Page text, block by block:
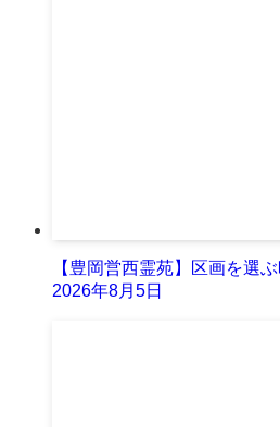
【豊岡営西霊苑】区画を選
2026年8月5日